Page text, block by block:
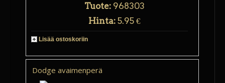
Tuote: 968303
Hinta: 5.95 €
Lisää ostoskoriin
Dodge avaimenperä